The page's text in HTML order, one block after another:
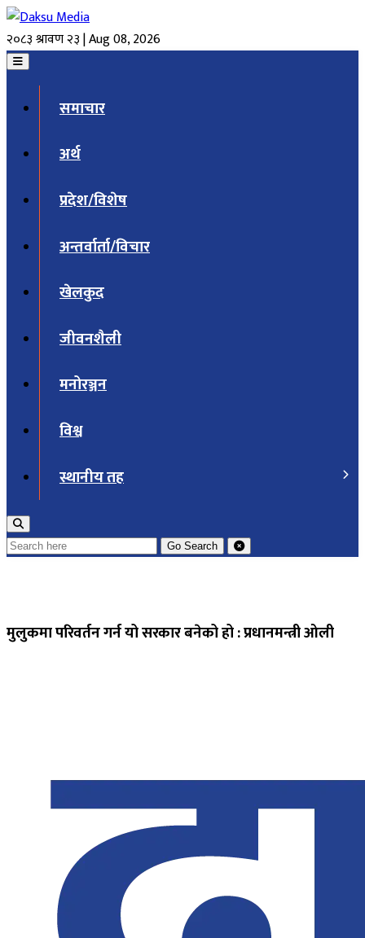
२०८३ श्रावण २३ | Aug 08, 2026
समाचार
अर्थ
प्रदेश/विशेष
अन्तर्वार्ता/विचार
खेलकुद
जीवनशैली
मनोरञ्जन
विश्व
स्थानीय तह
Go Search
मुलुकमा परिवर्तन गर्न यो सरकार बनेको हो : प्रधानमन्त्री ओली